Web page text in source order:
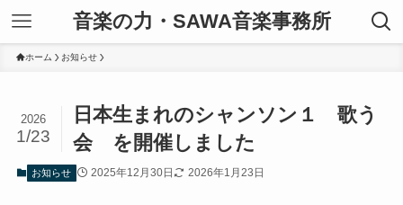
音楽の力・SAWA音楽事務所
ホーム お知らせ
日本生まれのシャンソン１ 歌う
会 を開催しました
2026
1/23
お知らせ 2025年12月30日 2026年1月23日